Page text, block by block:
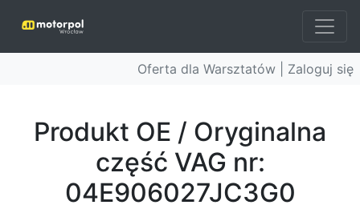
Oferta dla Warsztatów | Zaloguj się
Produkt OE / Oryginalna
część VAG nr:
04E906027JC3G0